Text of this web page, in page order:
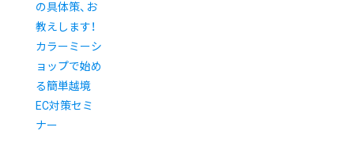
の具体策、お
教えします！
カラーミーシ
ョップで始め
る簡単越境
EC対策セミ
ナー